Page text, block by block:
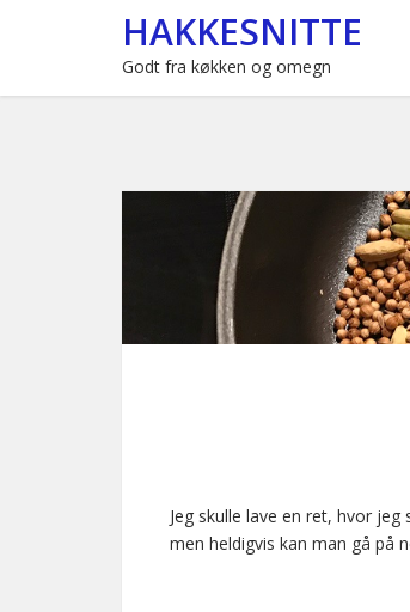
HAKKESNITTE
Godt fra køkken og omegn
Jeg skulle lave en ret, hvor
men heldigvis kan man gå på